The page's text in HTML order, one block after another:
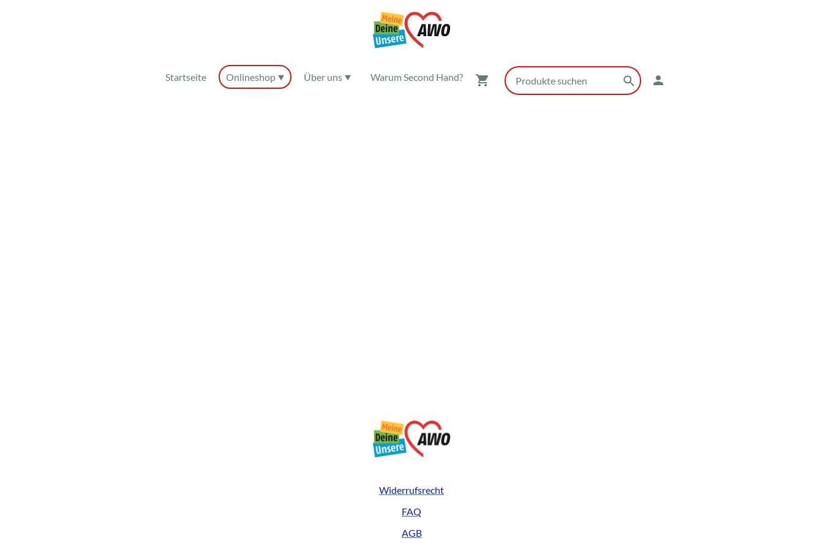
Startseite Onlineshop Über uns Warum Second Hand?
Widerrufsrecht
FAQ
AGB